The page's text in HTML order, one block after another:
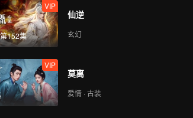
152集
VIP
仙逆
玄幻
VIP
莫离
爱情 · 古装